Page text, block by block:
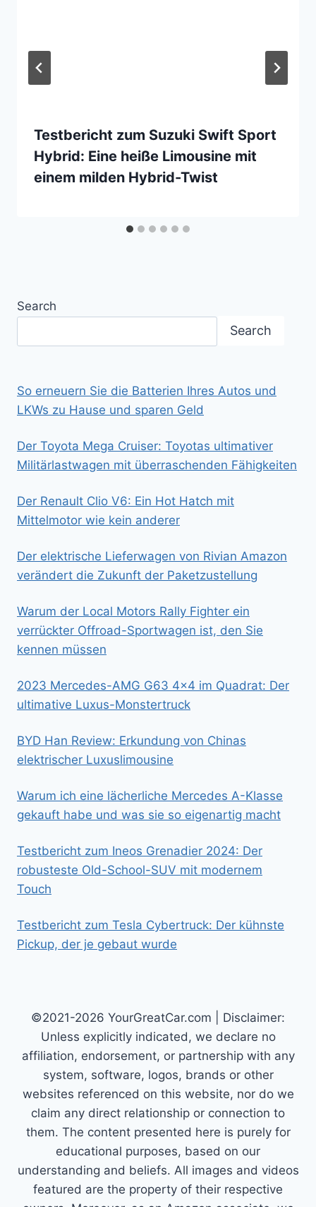
Testbericht zum Suzuki Swift Sport
Hybrid: Eine heiße Limousine mit
einem milden Hybrid-Twist
Search
Search
So erneuern Sie die Batterien Ihres Autos und
LKWs zu Hause und sparen Geld
Der Toyota Mega Cruiser: Toyotas ultimativer
Militärlastwagen mit überraschenden Fähigkeiten
Der Renault Clio V6: Ein Hot Hatch mit
Mittelmotor wie kein anderer
Der elektrische Lieferwagen von Rivian Amazon
verändert die Zukunft der Paketzustellung
Warum der Local Motors Rally Fighter ein
verrückter Offroad-Sportwagen ist, den Sie
kennen müssen
2023 Mercedes-AMG G63 4×4 im Quadrat: Der
ultimative Luxus-Monstertruck
BYD Han Review: Erkundung von Chinas
elektrischer Luxuslimousine
Warum ich eine lächerliche Mercedes A-Klasse
gekauft habe und was sie so eigenartig macht
Testbericht zum Ineos Grenadier 2024: Der
robusteste Old-School-SUV mit modernem
Touch
Testbericht zum Tesla Cybertruck: Der kühnste
Pickup, der je gebaut wurde
©2021-2026 YourGreatCar.com | Disclaimer:
Unless explicitly indicated, we declare no
affiliation, endorsement, or partnership with any
system, software, logos, brands or other
websites referenced on this website, nor do we
claim any direct relationship or connection to
them. The content presented here is purely for
educational purposes, based on our
understanding and beliefs. All images and videos
featured are the property of their respective